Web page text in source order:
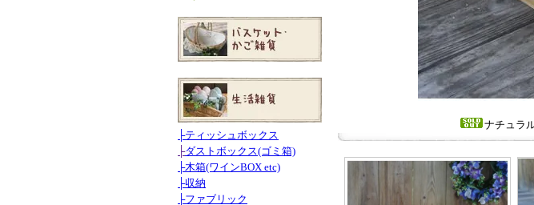
ナチュラ
├ティッシュボックス
├ダストボックス(ゴミ箱)
├木箱(ワインBOX etc)
├収納
├ファブリック